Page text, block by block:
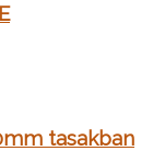
tasakban